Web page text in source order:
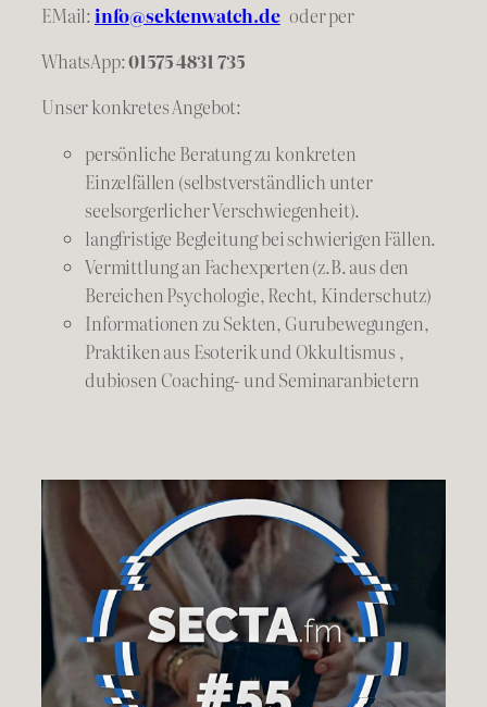
EMail:info@sektenwatch.de oderper
WhatsApp:01575 4831 735
Unser konkretes Angebot:
persönliche Beratung zu konkreten
Einzelfällen (selbstverständlich unter
seelsorgerlicher Verschwiegenheit).
langfristige Begleitung bei schwierigen Fällen.
Vermittlung an Fachexperten (z.B. aus den
Bereichen Psychologie, Recht, Kinderschutz)
Informationen zu Sekten, Gurubewegungen,
Praktiken aus Esoterik und Okkultismus ,
dubiosen Coaching- und Seminaranbietern